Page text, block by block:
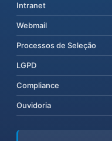
Intranet
Webmail
Processos de Seleção
LGPD
Compliance
Ouvidoria